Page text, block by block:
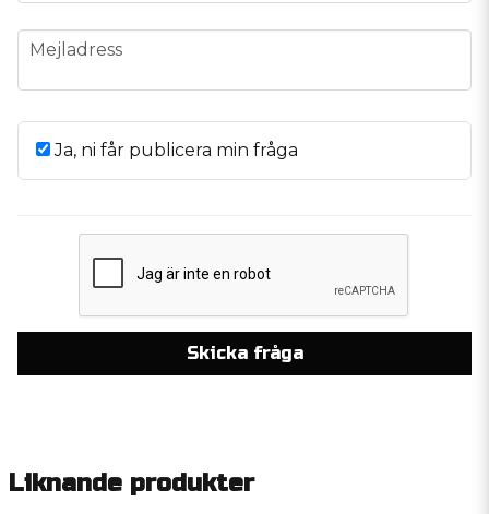
email
Mejladress
Ja, ni får publicera min fråga
Skicka fråga
Liknande produkter